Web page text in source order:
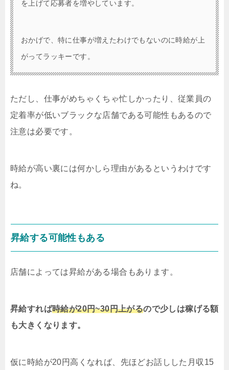
を上げて応募者を増やしています。
おかげで、特に仕事が増えたわけでもないのに時給が上
がってラッキーです。
ただし、仕事がめちゃくちゃ忙しかったり、従業員の
定着率が低いブラックな店舗である可能性もあるので
注意は必要です。
時給が高い裏には何かしら理由があるというわけです
ね。
昇給する可能性もある
店舗によっては昇給がある場合もあります。
昇給すれば時給が20円~30円上がるので少しは稼げる額
も大きくなります。
仮に時給が20円高くなれば、先ほどお話しした月収15